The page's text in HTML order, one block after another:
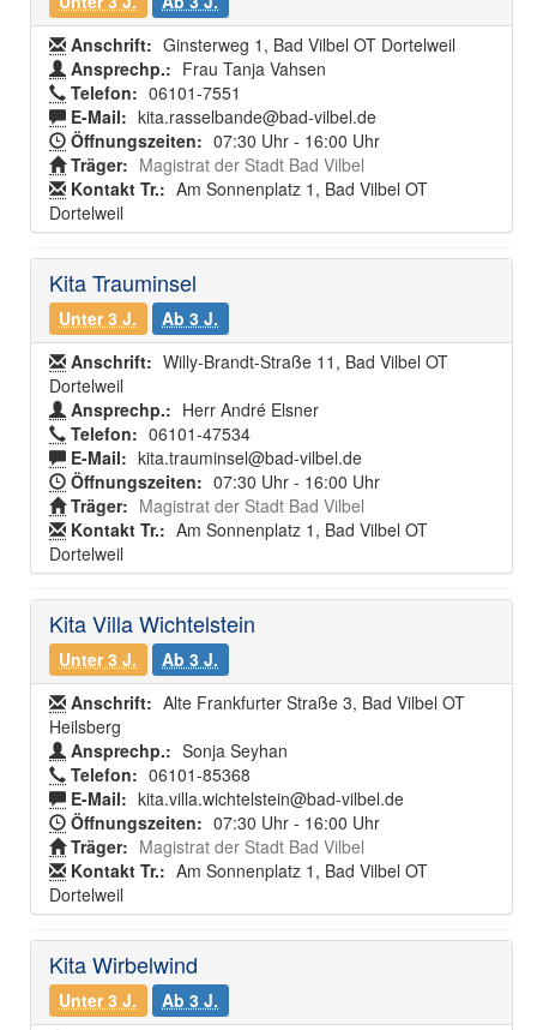
Anschrift: Ginsterweg 1, Bad Vilbel OT Dortelweil
Ansprechp.: Frau Tanja Vahsen
Telefon: 06101-7551
E-Mail: kita.rasselbande@bad-vilbel.de
Öffnungszeiten: 07:30 Uhr - 16:00 Uhr
Träger: Magistrat der Stadt Bad Vilbel
Kontakt Tr.: Am Sonnenplatz 1, Bad Vilbel OT
Dortelweil
Kita Trauminsel
Unter 3 J.
Ab 3 J.
Anschrift: Willy-Brandt-Straße 11, Bad Vilbel OT
Dortelweil
Ansprechp.: Herr André Elsner
Telefon: 06101-47534
E-Mail: kita.trauminsel@bad-vilbel.de
Öffnungszeiten: 07:30 Uhr - 16:00 Uhr
Träger: Magistrat der Stadt Bad Vilbel
Kontakt Tr.: Am Sonnenplatz 1, Bad Vilbel OT
Dortelweil
Kita Villa Wichtelstein
Unter 3 J.
Ab 3 J.
Anschrift: Alte Frankfurter Straße 3, Bad Vilbel OT
Heilsberg
Ansprechp.: Sonja Seyhan
Telefon: 06101-85368
E-Mail: kita.villa.wichtelstein@bad-vilbel.de
Öffnungszeiten: 07:30 Uhr - 16:00 Uhr
Träger: Magistrat der Stadt Bad Vilbel
Kontakt Tr.: Am Sonnenplatz 1, Bad Vilbel OT
Dortelweil
Kita Wirbelwind
Unter 3 J.
Ab 3 J.